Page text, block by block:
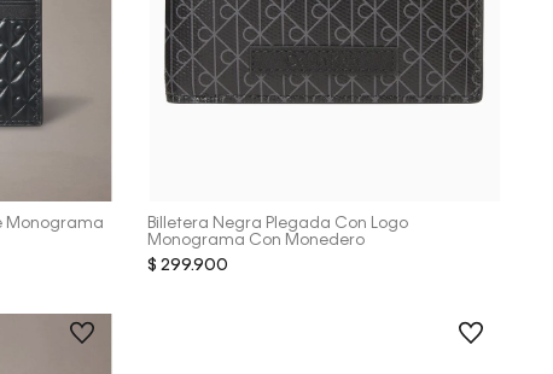
Monograma
Billetera Negra Plegada Con Logo
Monograma Con Monedero
$ 299.900